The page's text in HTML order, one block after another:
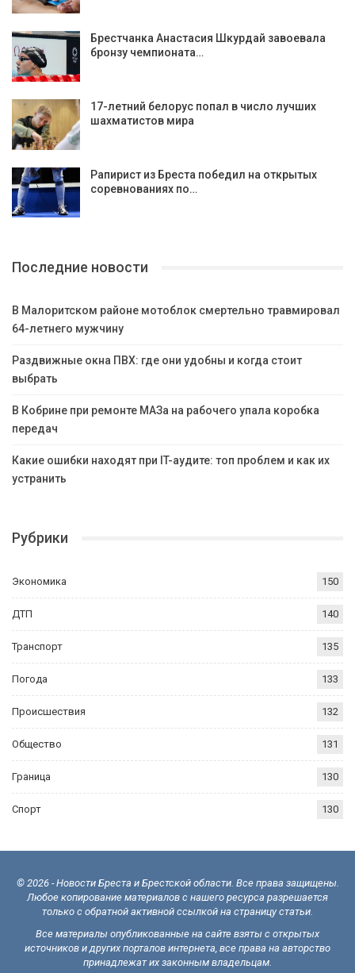
Брестчанка Анастасия Шкурдай завоевала
бронзу чемпионата…
17-летний белорус попал в число лучших
шахматистов мира
Рапирист из Бреста победил на открытых
соревнованиях по…
Последние новости
В Малоритском районе мотоблок смертельно травмировал
64-летнего мужчину
Раздвижные окна ПВХ: где они удобны и когда стоит
выбрать
В Кобрине при ремонте МАЗа на рабочего упала коробка
передач
Какие ошибки находят при IT-аудите: топ проблем и как их
устранить
Рубрики
Экономика 150
ДТП 140
Транспорт 135
Погода 133
Происшествия 132
Общество 131
Граница 130
Спорт 130
© 2026 - Новости Бреста и Брестской области. Все права защищены.
Любое копирование материалов с нашего ресурса разрешается
только с обратной активной ссылкой на страницу статьи.
Все материалы опубликованные на сайте взяты с открытых
источников и других порталов интернета, все права на авторство
принадлежат их законным владельцам.